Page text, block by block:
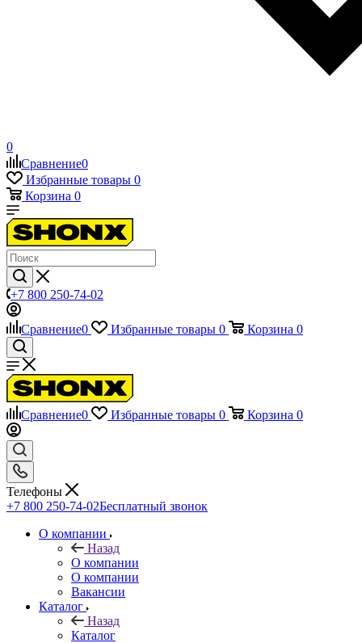
0
Сравнение0
Избранные товары 0
Корзина 0
+7 800 250-74-02
Сравнение0 Избранные товары 0 Корзина 0
Сравнение0 Избранные товары 0 Корзина 0
Телефоны
+7 800 250-74-02Бесплатный звонок
О компании
Назад
О компании
О компании
Вакансии
Каталог
Назад
Каталог